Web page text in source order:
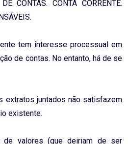
CONTAS. CONTA CORRENTE.
tem interesse processual em
de contas. No entanto, há de se
extratos juntados não satisfazem
existente.
de valores (que deiriam de ser